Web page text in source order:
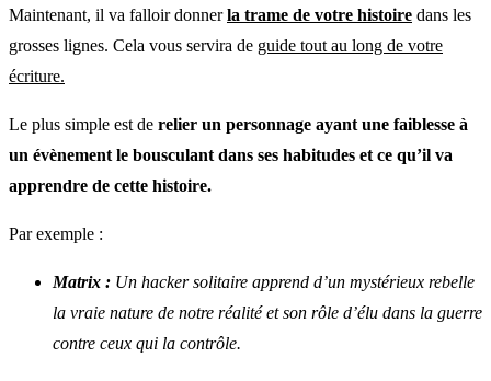
Maintenant, il va falloir donnerla trame de votre histoire dans les
grosses lignes. Cela vous servira de guide tout au long de votre
écriture.
Le plus simple est de relier un personnage ayant une faiblesse à
un évènement le bousculant dans ses habitudes et ce qu’il va
apprendre de cette histoire.
Par exemple :
Matrix : Un hacker solitaire apprend d’un mystérieux rebelle
la vraie nature de notre réalité et son rôle d’élu dans la guerre
contre ceux qui la contrôle.